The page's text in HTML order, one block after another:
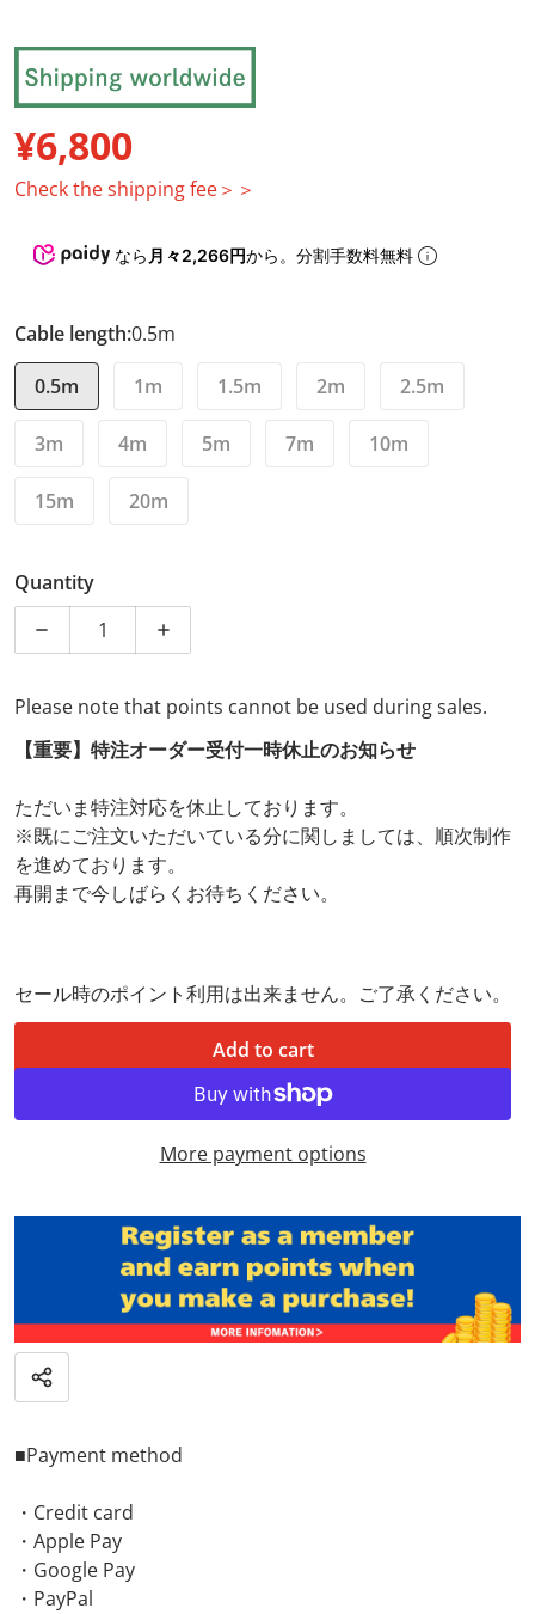
¥6,800
Check the shipping fee＞＞
なら 月々2,266円から。分割手数料無料
Cable length:0.5m
0.5m
1m 1.5m 2m 2.5m
3m 4m 5m 7m 10m
15m 20m
Quantity
Decrease quantity for ONKODO Blue y524
Increase quantity for ONKODO Blue
Please note that points cannot be used during sales.
【重要】特注オーダー受付一時休止のお知らせ
ただいま特注対応を休止しております。
※既にご注文いただいている分に関しましては、順次制作
を進めております。
再開まで今しばらくお待ちください。
セール時のポイント利用は出来ません。ご了承ください。
Add to cart
More payment options
Share
■Payment method
・Credit card
・Apple Pay
・Google Pay
・PayPal